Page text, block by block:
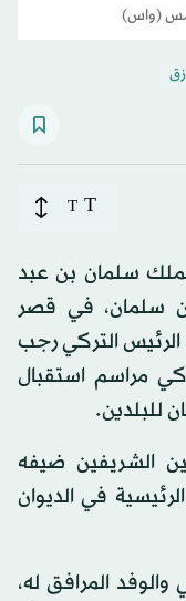
(واس)
T
T
سلمان بن عبد
سلمان، في قصر
التركي رجب
مراسم استقبال
للبلدين.
الشريفين ضيفه
في الديوان
المرافق له،